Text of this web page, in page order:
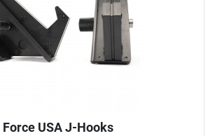
Force USA J-Hooks